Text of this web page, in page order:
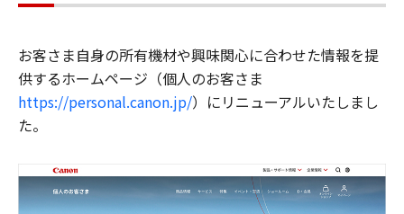
お客さま自身の所有機材や興味関心に合わせた情報を提
供するホームページ（個人のお客さま
https://personal.canon.jp/）にリニューアルいたしまし
た。